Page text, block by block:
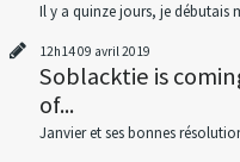
Il y a quinze jours, je débutais
12h1409 avril 2019
Soblacktie is
of...
Janvier et ses bonnes